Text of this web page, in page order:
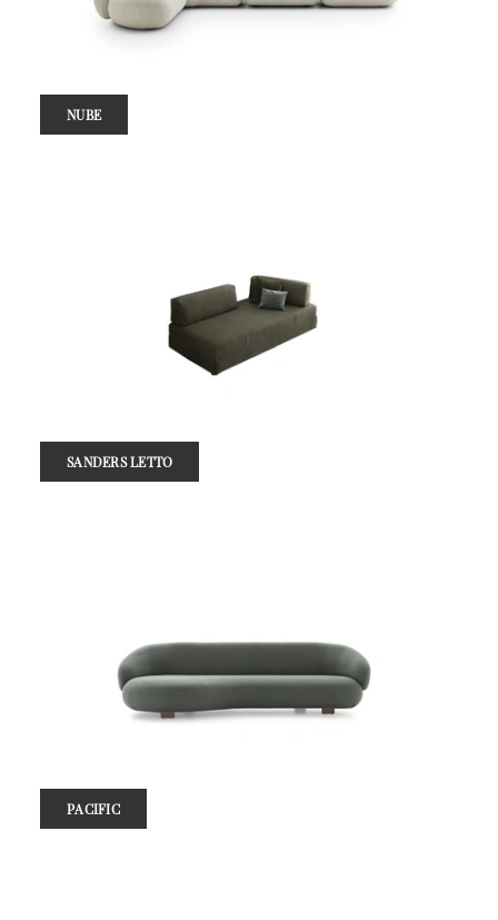
NUBE
SANDERS LETTO
PACIFIC